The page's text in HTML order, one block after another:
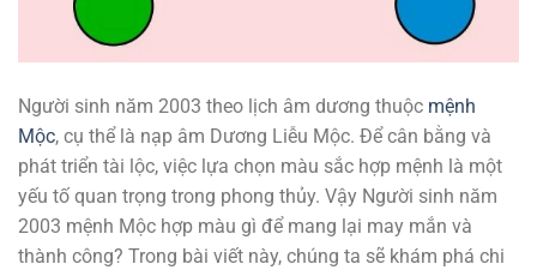
Người sinh năm 2003 theo lịch âm dương thuộc mệnh
Mộc, cụ thể là nạp âm Dương Liễu Mộc. Để cân bằng và
phát triển tài lộc, việc lựa chọn màu sắc hợp mệnh là một
yếu tố quan trọng trong phong thủy. Vậy Người sinh năm
2003 mệnh Mộc hợp màu gì để mang lại may mắn và
thành công? Trong bài viết này, chúng ta sẽ khám phá chi